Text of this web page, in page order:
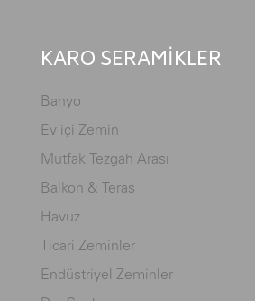
KARO SERAMİKLER
Banyo
Ev içi Zemin
Mutfak Tezgah Arası
Balkon & Teras
Havuz
Ticari Zeminler
Endüstriyel Zeminler